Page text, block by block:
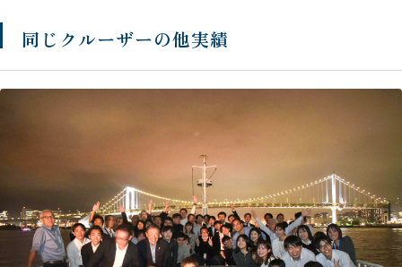
同じクルーザーの他実績